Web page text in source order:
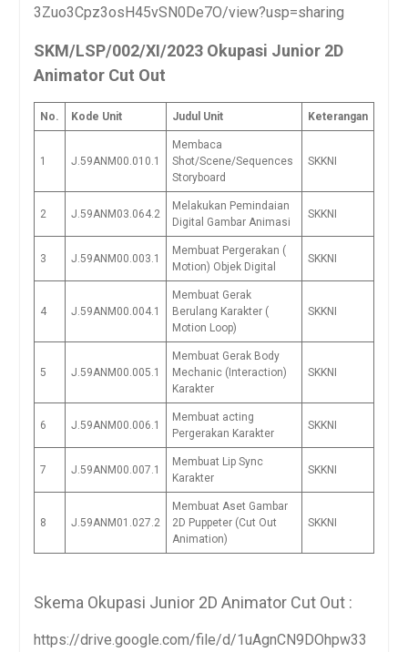
3Zuo3Cpz3osH45vSN0De7O/view?usp=sharing
SKM/LSP/002/XI/2023 Okupasi Junior 2D
Animator Cut Out
No. Kode Unit Judul Unit Keterangan
1 J.59ANM00.010.1
Membaca
Shot/Scene/Sequences
Storyboard
SKKNI
2 J.59ANM03.064.2
Melakukan Pemindaian
Digital Gambar Animasi
SKKNI
3 J.59ANM00.003.1
Membuat Pergerakan (
Motion) Objek Digital
SKKNI
4 J.59ANM00.004.1
Membuat Gerak
Berulang Karakter (
Motion Loop)
SKKNI
5 J.59ANM00.005.1
Membuat Gerak Body
Mechanic (Interaction)
Karakter
SKKNI
6 J.59ANM00.006.1
Membuat acting
Pergerakan Karakter
SKKNI
7 J.59ANM00.007.1
Membuat Lip Sync
Karakter
SKKNI
8 J.59ANM01.027.2
Membuat Aset Gambar
2D Puppeter (Cut Out
Animation)
SKKNI
Skema Okupasi Junior 2D Animator Cut Out :
https://drive.google.com/file/d/1uAgnCN9DOhpw33